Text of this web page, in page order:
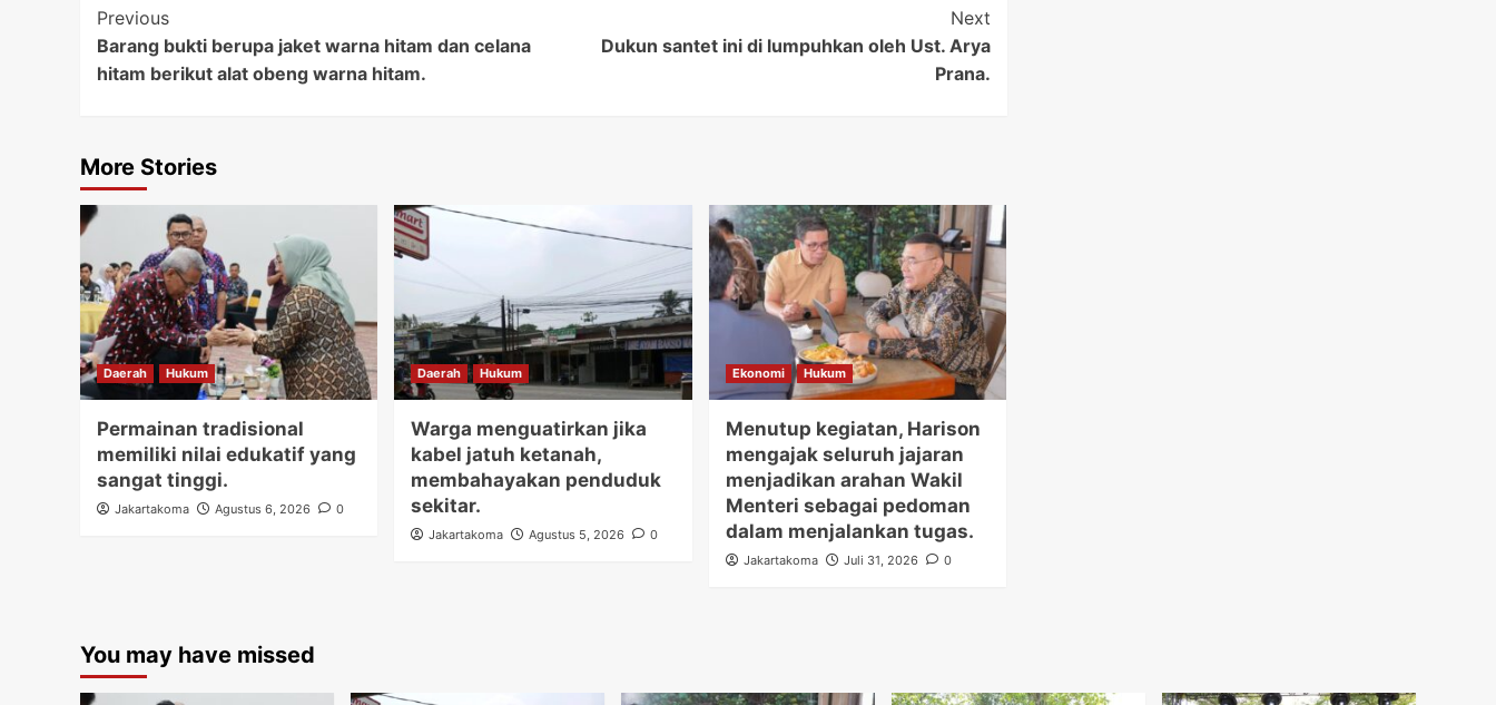
Post
Navigation
Previous
Barang bukti berupa jaket warna hitam dan celana
hitam berikut alat obeng warna hitam.
Next
Dukun santet ini di lumpuhkan oleh Ust. Arya
Prana.
More Stories
Daerah Hukum
Permainan tradisional
memiliki nilai edukatif yang
sangat tinggi.
Jakartakoma Agustus 6, 2026 0
Daerah Hukum
Warga menguatirkan jika
kabel jatuh ketanah,
membahayakan penduduk
sekitar.
Jakartakoma Agustus 5, 2026 0
Ekonomi Hukum
Menutup kegiatan, Harison
mengajak seluruh jajaran
menjadikan arahan Wakil
Menteri sebagai pedoman
dalam menjalankan tugas.
Jakartakoma Juli 31, 2026 0
You may have missed